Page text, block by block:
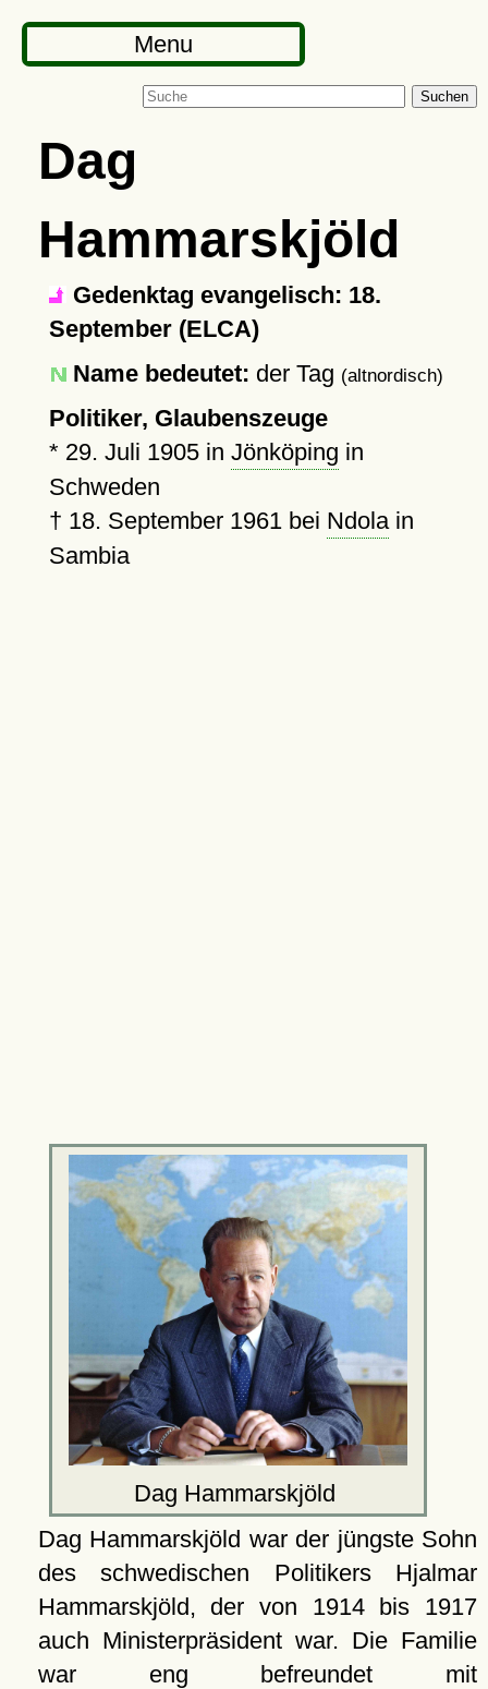
Menu
Suchen
Dag
Hammarskjöld
Gedenktag evangelisch: 18.
September (ELCA)
Name bedeutet: der Tag (altnordisch)
Politiker, Glaubenszeuge
* 29. Juli 1905in Jönköping in
Schweden
† 18. September 1961bei Ndolain
Sambia
Dag Hammarskjöld
Dag Hammarskjöld war der jüngste Sohn
des schwedischen Politikers Hjalmar
Hammarskjöld, der von 1914 bis 1917
auch Ministerpräsident war. Die Familie
war eng befreundet mit